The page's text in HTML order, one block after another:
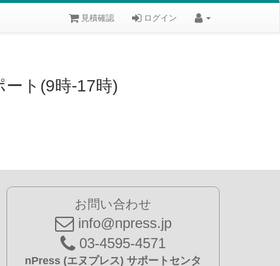
見積確認 ログイン
ト(9時-17時)
お問い合わせ
info@npress.jp
03-4595-4571
nPress (エヌプレス) サポートセンタ